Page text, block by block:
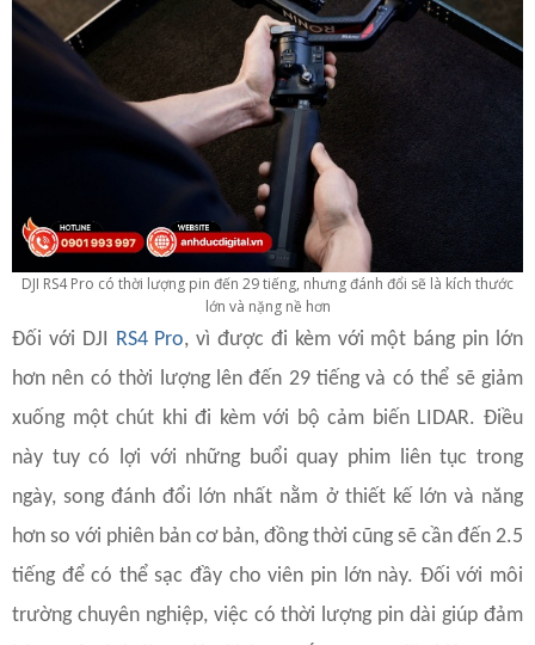
DJI RS4 Pro có thời lượng pin đến 29 tiếng, nhưng đánh đổi sẽ là kích thước
lớn và nặng nề hơn
Đối với DJI RS4 Pro, vì được đi kèm với một báng pin lớn
hơn nên có thời lượng lên đến 29 tiếng và có thể sẽ giảm
xuống một chút khi đi kèm với bộ cảm biến LIDAR. Điều
này tuy có lợi với những buổi quay phim liên tục trong
ngày, song đánh đổi lớn nhất nằm ở thiết kế lớn và năng
hơn so với phiên bản cơ bản, đồng thời cũng sẽ cần đến 2.5
tiếng để có thể sạc đầy cho viên pin lớn này. Đối với môi
trường chuyên nghiệp, việc có thời lượng pin dài giúp đảm